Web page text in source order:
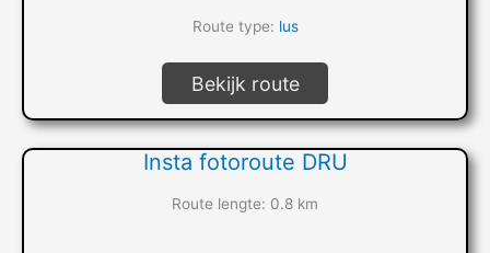
Route type: lus
Bekijk route
Insta fotoroute DRU
Route lengte: 0.8 km